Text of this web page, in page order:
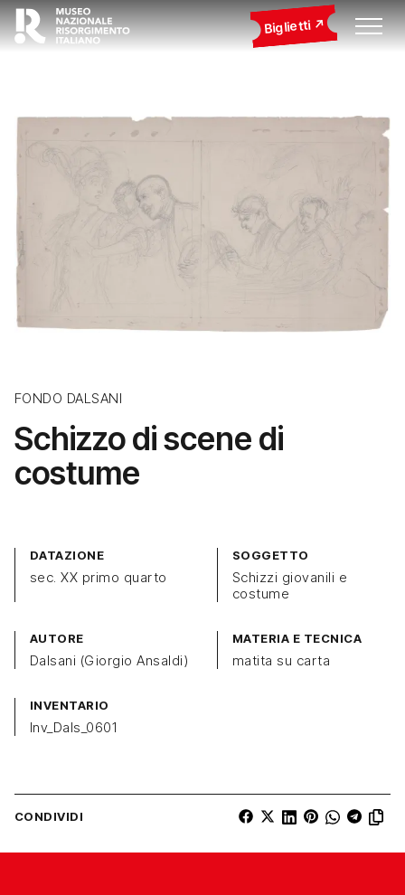
Biglietti
FONDO DALSANI
Schizzo di scene di
costume
DATAZIONE
sec. XX primo quarto
SOGGETTO
Schizzi giovanili e
costume
AUTORE
Dalsani (Giorgio Ansaldi)
MATERIA E TECNICA
matita su carta
INVENTARIO
Inv_Dals_0601
CONDIVIDI